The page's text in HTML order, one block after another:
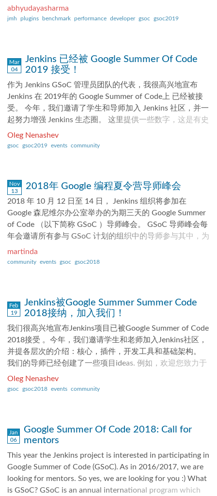
高版本作为依赖项，则将忽略或升级已安装的插件。确定插
件下载 URL 后，库将下载插件并解析和下载其依赖。 这仅
件。 实现 Gitlab 分支源插件，支持多分支管道作业。 支持
新的 Jenkins 特性，例如 Jenkins 代码即配置 (JCasC)， 增
没有为公众准备好。 如果您想尽早介入，可以尝试自己从
源代码构建它。 安装： 将源代码签出到您的本地机器上：
git clone https://github.com/baymac/gitlab-branch-source-
plugin.git cd gitlab-branch-source-plugin 安装插件： mvn
clean...
运行 Jenkins 插件中的基准测试。 为了让我们的工作更容易
些，我们选择了 Java微基准测试工具来运行这些基准。 这
展示了如何在插件中运行基准测试。 介绍 该框架通过为
JMH 基准的每个 fork 启动一个临时的 Jenkins 实例来运
行， 就像 Jenkins 测试工具中的 JenkinsRule。 基准测试是
直接从 JUnit 测试运行的，它允许在运行过程中失败构建，
并且很容易从 IDE 中运行基准测试，就像单元测试一样。
你可以很容易地通过使用 Java 方法或使用 Jenkins 配置即
代码插件来配置基准并将路径传递到 YAML 文件。 要从您
的插件运行基准测试，您需要做以下工作： 将所需的最低
版本 现在，要运行基准测试，您需要有一个包含 @Test 的
基准测试运行程序，以便它可以像 JUnit 测试一样运行。 从
测试方法内部，可以使用 JMH 提供的 OptionsBuilder 来配
置基准。 例如： public class BenchmarkRunner { @Test ...
abhyudayasharma
jmh plugins benchmark performance developer gsoc gsoc2019
Mar
04
Jenkins 已经被 Google Summer Of Code
2019 接受！
作为 Jenkins GSoC 管理员团队的代表，我很高兴地宣布
Jenkins 在 2019年的 Google Summer of Code上 已经被接
受。 今年，我们邀请了学生和导师加入 Jenkins 社区，并一
起努力增强 Jenkins 生态圈。 这里提供一些数字，这是有史
以来最大的一次 GSoC，今年共有206个组织参与。并且，
希望对 Jenkins 而言也是最大的一年。 我们有25个 项目想
了十几个学生的消息以及第一次贡献，耶！ 下一步？ GSoC
已经正式启动，请期待更多的学生在我们的 Gitter 频道和邮
件列表中联系项目。 在特别兴趣小组和子项目频道中已经
有了很多沟通。 我们会努力帮助学生找到他们感兴趣的项
目，在这个领域探索，并帮助他们在4月9日的截止日前准备
好他们的项目提议。 然后，我们将会继续这个申请，选择
项目并分配导师团队。 所有关于 Jenkins GSoC 的信息都可
应的页面上都有聊天室与邮件列表。 我们也会为学生组织
工作日的会议，在这些会议上你可以见到管理员和导师，并
向他们提问。 另外，加入我们的 Gitter 频道和 邮件列表，
以便收到项目中即将到来的事情。 3月25日开放申请，但你
现在就可以准备了！利用这段申请前的时间来讨论并改进你
的项目提议。 我们也建议你着手熟悉 Jenkins 并开始探索你
的提议的领域。项目的想法包括快速开始的指导，以及有助
于初期研究时对新手友好的问题。 如果没有看到任何感兴
Jenkins 的贡献者或用户中对 Jenkins 富有热情并想要指导
学生的人。 无须底层经验，导师可以和学生一起研究项目
并给出技术指导。 我们尤其对 Java 技术栈方向感兴趣，以
及一些新的技术和领域（例如：Kubernetes, IoT, Python,
Go 或者其他的）。 你可以提议一个新项目或者加入已有
的。查看博客 寻找导师以及 导师的信息中的细节。 如果你
Oleg Nenashev
gsoc gsoc2019 events community
Nov
13
2018年 Google 编程夏令营导师峰会
2018 年 10 月 12 日至 14 日， Jenkins 组织将参加在
Google 森尼维尔办公室举办的为期三天的 Google Summer
of Code （以下简称 GSoC ）导师峰会。 GSoC 导师峰会每
年会邀请所有参与 GSoC 计划的组织中的导师参与其中，为
大家提供互相学习、交流互通的机会。此次是 Jenkins 导师
们继 2016 年首次参与此峰会后的第二度参会。 今年，破例
运地获得了额外的一个导师名额。此次参会的三位导师分别
是 Oleg Nenashev， Jeff Pearce 和 Martin d’Anjou。 值得
一提的是，导师峰会并不是一个传统意义上只需要你坐着聆
听演讲者内容的会议；恰恰相反的是，导师峰会是一场无条
件、无限制的会议，受邀导师将邀请与会人员在会议时间内
进行主题讨论，大家可以畅所欲言。 以下是会议内容提要
10月12日 星期五 会前会议 导师们召开了一次简短的会前
会，总结并反思 Jenkins 在 2018 年 GSoC 计划中的参与和
年我们的一些想法是： 将项目提案移至独立的 Google 文档
为潜在导师和项目倡导者创建的可供提交的模板 为
Jenkins...
martinda
community events gsoc gsoc2018
Feb
19
Jenkins被Google Summer Summer Code
2018接纳，加入我们！
我们很高兴地宣布Jenkins项目已被Google Summer of Code
2018接受 。今年，我们邀请学生和老师加入Jenkins社区，
并提各层次的介绍：核心，插件，开发工具和基础架构。
我们的导师已经创建了一些项目ideas. 例如，欢迎您致力于
新的Configuration-as-Code initiative或者帮助编写代码覆盖
率插件. If you like test automation, there is a proposal to
subproject page. 我是学生。我如何申请？ See Information
for students for application guidelines. First step is to join
discussions in the mailing lists in order to introduce...
Oleg Nenashev
gsoc gsoc2018 events community
Jan
06
Google Summer Of Code 2018: Call for
mentors
This year the Jenkins project is interested in participating in
Google Summer of Code (GSoC). As in 2016/2017, we are
looking for mentors. So yes, we are looking for you :) What
is GSoC? GSoC is an annual international program which